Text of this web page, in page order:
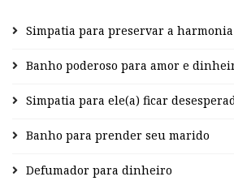
Simpatia para preservar a
Banho poderoso para amor e
Simpatia para ele(a) ficar
Banho para prender seu marido
Defumador para dinheiro